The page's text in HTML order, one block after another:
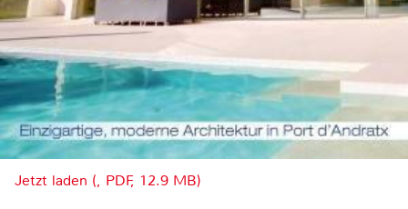
Jetzt laden (, PDF, 12.9 MB)